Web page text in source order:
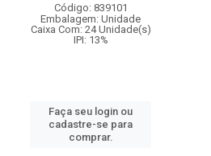
Código: 839101
Embalagem: Unidade
Caixa Com: 24 Unidade(s)
IPI: 13%
Faça seu login ou
cadastre-se para
comprar.